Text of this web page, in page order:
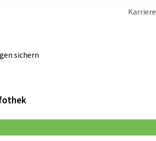
sichern
Karriere